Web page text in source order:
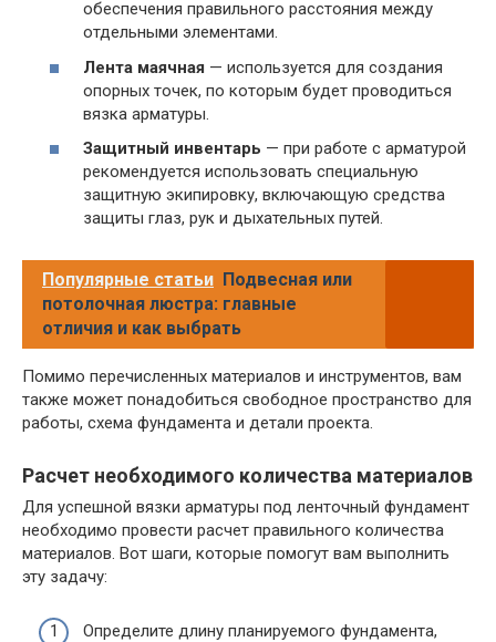
обеспечения правильного расстояния между
отдельными элементами.
Лента маячная — используется для создания
опорных точек, по которым будет проводиться
вязка арматуры.
Защитный инвентарь — при работе с арматурой
рекомендуется использовать специальную
защитную экипировку, включающую средства
защиты глаз, рук и дыхательных путей.
Популярные статьи Подвесная или
потолочная люстра: главные
отличия и как выбрать
Помимо перечисленных материалов и инструментов, вам
также может понадобиться свободное пространство для
работы, схема фундамента и детали проекта.
Расчет необходимого количества материалов
Для успешной вязки арматуры под ленточный фундамент
необходимо провести расчет правильного количества
материалов. Вот шаги, которые помогут вам выполнить
эту задачу:
Определите длину планируемого фундамента,